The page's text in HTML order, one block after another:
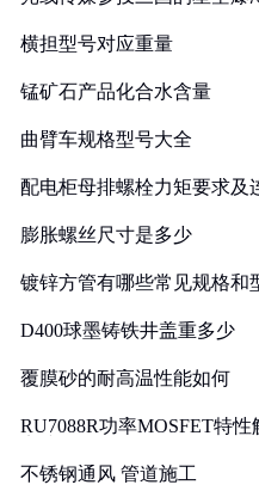
横担型号对应重量
锰矿石产品化合水含量
曲臂车规格型号大全
配电柜母排螺栓力矩要求及
膨胀螺丝尺寸是多少
镀锌方管有哪些常见规格和
D400球墨铸铁井盖重多少
覆膜砂的耐高温性能如何
RU7088R功率MOSFET特
不锈钢通风 管道施工